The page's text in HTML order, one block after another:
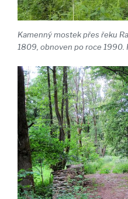
Kamenný mostek přes řeku
1809, obnoven po roce 1990.